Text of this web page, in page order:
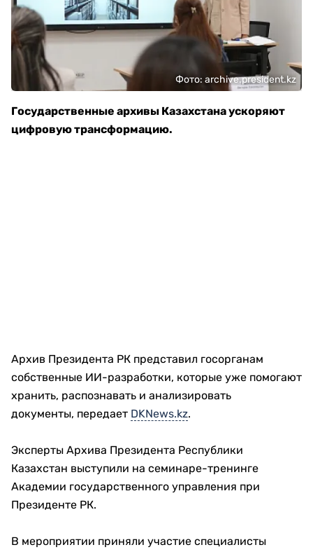
Фото: archive.president.kz
Государственные архивы Казахстана ускоряют
цифровую трансформацию.
Архив Президента РК представил госорганам
собственные ИИ-разработки, которые уже помогают
хранить, распознавать и анализировать
документы, передает DKNews.kz.
Эксперты Архива Президента Республики
Казахстан выступили на семинаре-тренинге
Академии государственного управления при
Президенте РК.
В мероприятии приняли участие специалисты